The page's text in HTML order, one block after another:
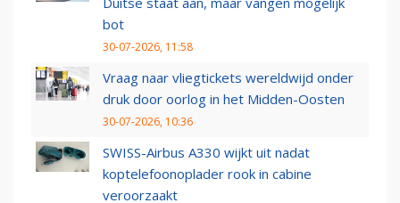
bot
30-07-2026, 11:58
Vraag naar vliegtickets wereldwijd onder
druk door oorlog in het Midden-Oosten
30-07-2026, 10:36
SWISS-Airbus A330 wijkt uit nadat
koptelefoonoplader rook in cabine
veroorzaakt